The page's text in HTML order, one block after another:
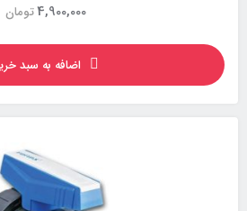
تومان4,900,000
اضافه به سبد خرید